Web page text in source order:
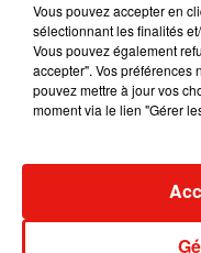
6
Il y
3
Vous pouvez accepter en
sélectionnant les finalités
Vous pouvez également
accepter". Vos préférences
pouvez mettre à jour vos
moment via le lien "Gérer